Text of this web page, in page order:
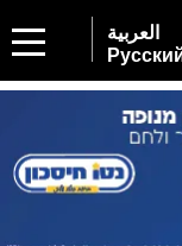
العربية